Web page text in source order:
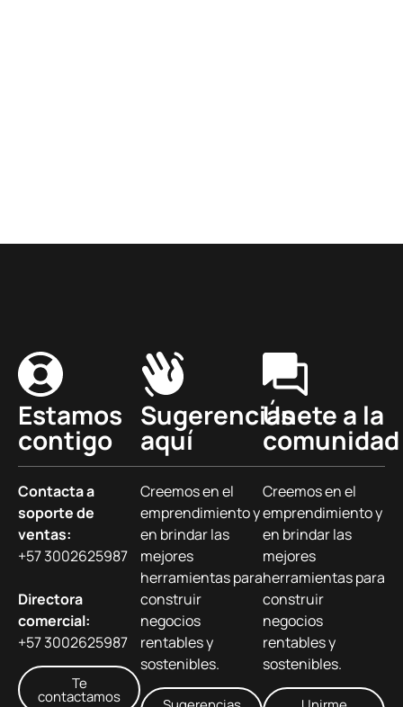
Estamos
contigo
Contacta a
soporte de
ventas:
+57 3002625987
Directora
comercial:
+57 3002625987
Te
contactamos
Sugerencias
aquí
Creemos en el
emprendimiento y
en brindar las
mejores
herramientas para
construir
negocios
rentables y
sostenibles.
Únete a la
comunidad
Creemos en el
emprendimiento y
en brindar las
mejores
herramientas para
construir
negocios
rentables y
sostenibles.